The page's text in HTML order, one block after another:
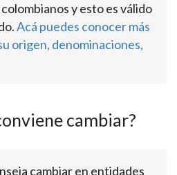
y esto es válido
Acá puedes conocer más
origen, denominaciones,
cambiar?
cambiar en entidades